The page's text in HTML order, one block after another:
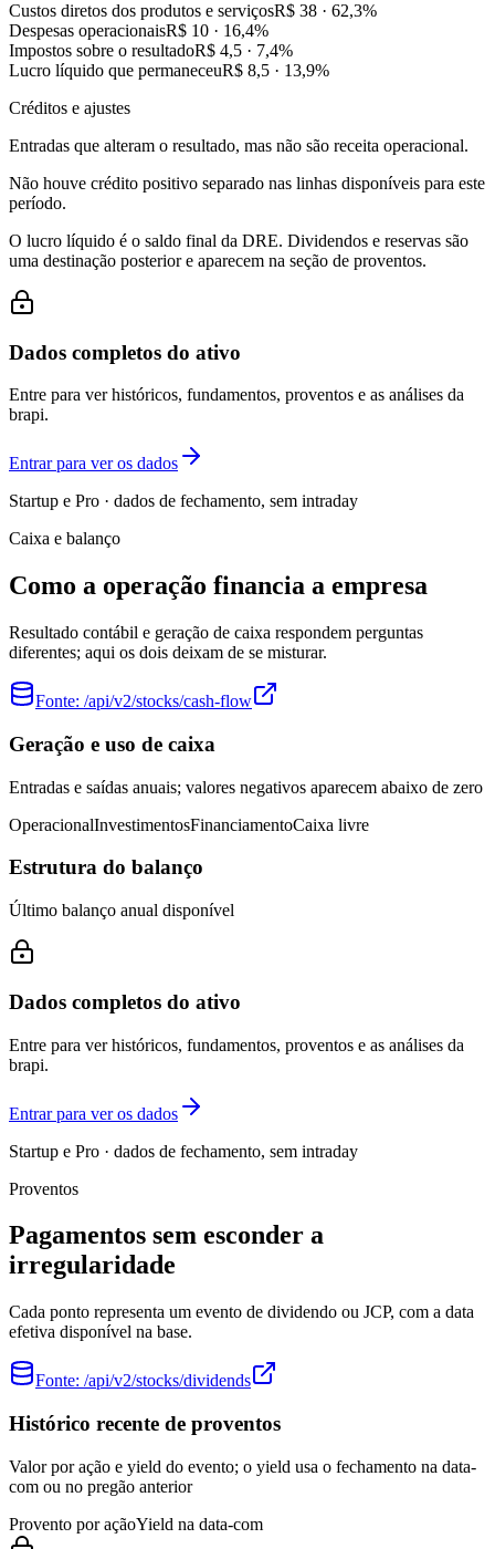
Custos diretos dos produtos e serviçosR$ 38 · 62,3%
Despesas operacionaisR$ 10 · 16,4%
Impostos sobre o resultadoR$ 4,5 · 7,4%
Lucro líquido que permaneceuR$ 8,5 · 13,9%
Créditos e ajustes
Entradas que alteram o resultado, mas não são receita operacional.
Não houve crédito positivo separado nas linhas disponíveis para este
período.
O lucro líquido é o saldo final da DRE. Dividendos e reservas são
uma destinação posterior e aparecem na seção de proventos.
Dados completos do ativo
Entre para ver históricos, fundamentos, proventos e as análises da
brapi.
Entrar para ver os dados
Startup e Pro · dados de fechamento, sem intraday
Caixa e balanço
Como a operação financia a empresa
Resultado contábil e geração de caixa respondem perguntas
diferentes; aqui os dois deixam de se misturar.
Fonte: /api/v2/stocks/cash-flow
Geração e uso de caixa
Entradas e saídas anuais; valores negativos aparecem abaixo de zero
OperacionalInvestimentosFinanciamentoCaixa livre
Estrutura do balanço
Último balanço anual disponível
Dados completos do ativo
Entre para ver históricos, fundamentos, proventos e as análises da
brapi.
Entrar para ver os dados
Startup e Pro · dados de fechamento, sem intraday
Proventos
Pagamentos sem esconder a
irregularidade
Cada ponto representa um evento de dividendo ou JCP, com a data
efetiva disponível na base.
Fonte: /api/v2/stocks/dividends
Histórico recente de proventos
Valor por ação e yield do evento; o yield usa o fechamento na data-
com ou no pregão anterior
Provento por açãoYield na data-com